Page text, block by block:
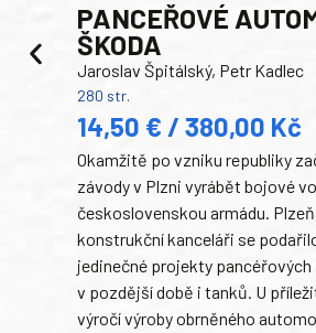
PANCEŘOVÉ
ŠKODA
Jaroslav Špitálský, Petr Kadlec
280 str.
14,50 € / 380,00 Kč
Okamžitě po vzniku republiky
závody v Plzni vyrábět bojové
československou armádu.
konstrukční kanceláři se
jedinečné projekty
v pozdější době i tanků. U
výročí výroby obrněného